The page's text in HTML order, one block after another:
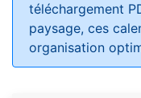
téléchargement
paysage, ces
organisation